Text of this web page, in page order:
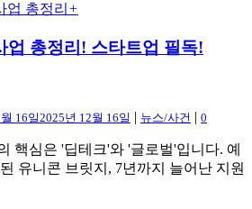
+
업 총정리! 스타트업 필독!
16일2025년 12월 16일 | 뉴스/사건 | 0
핵심은 '딥테크'와 '글로벌'입니다. 예
유니콘 브릿지, 7년까지 늘어난 지원